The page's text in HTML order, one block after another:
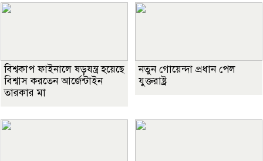
বিশ্বকাপ ফাইনালে ষড়যন্ত্র হয়েছে
বিশ্বাস করতেন আর্জেন্টাইন
তারকার মা
নতুন গোয়েন্দা প্রধান পেল
যুক্তরাষ্ট্র